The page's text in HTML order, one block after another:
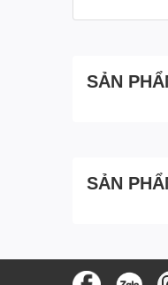
+ Vị trí: trên
- Xuyên
SẢN
SẢN